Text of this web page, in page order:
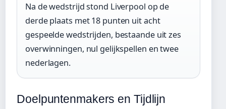
Na de wedstrijd stond Liverpool op de
derde plaats met 18 punten uit acht
gespeelde wedstrijden, bestaande uit zes
overwinningen, nul gelijkspellen en twee
nederlagen.
Doelpuntenmakers en Tijdlijn